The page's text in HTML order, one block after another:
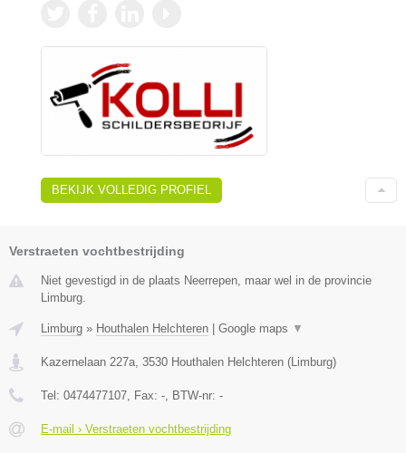
BEKIJK VOLLEDIG PROFIEL
Verstraeten vochtbestrijding
Niet gevestigd in de plaats Neerrepen, maar wel in de provincie
Limburg.
Limburg » Houthalen Helchteren Google maps ▼
Kazernelaan 227a, 3530 Houthalen Helchteren (Limburg)
Tel: 0474477107, Fax: -, BTW-nr: -
E-mail › Verstraeten vochtbestrijding